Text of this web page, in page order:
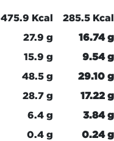
475.9 Kcal
285.5 Kcal
27.9 g
16.74 g
15.9 g
9.54 g
48.5 g
29.10 g
28.7 g
17.22 g
6.4 g
3.84 g
0.4 g 0.24 g